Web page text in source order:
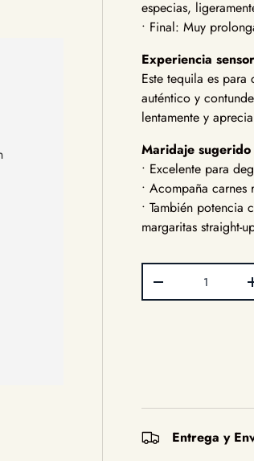
especias,
• Final: Muy
Experiencia
Este tequila es
auténtico y
lentamente y
Maridaje sugerido
• Excelente para
• Acompaña carnes
• También potencia
margaritas straight-
Disminuir
Entrega y